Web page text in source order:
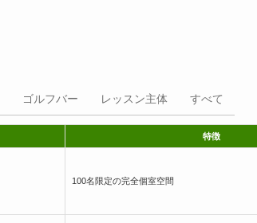
ゴルフバー レッスン主体 すべて
特徴
100名限定の完全個室空間